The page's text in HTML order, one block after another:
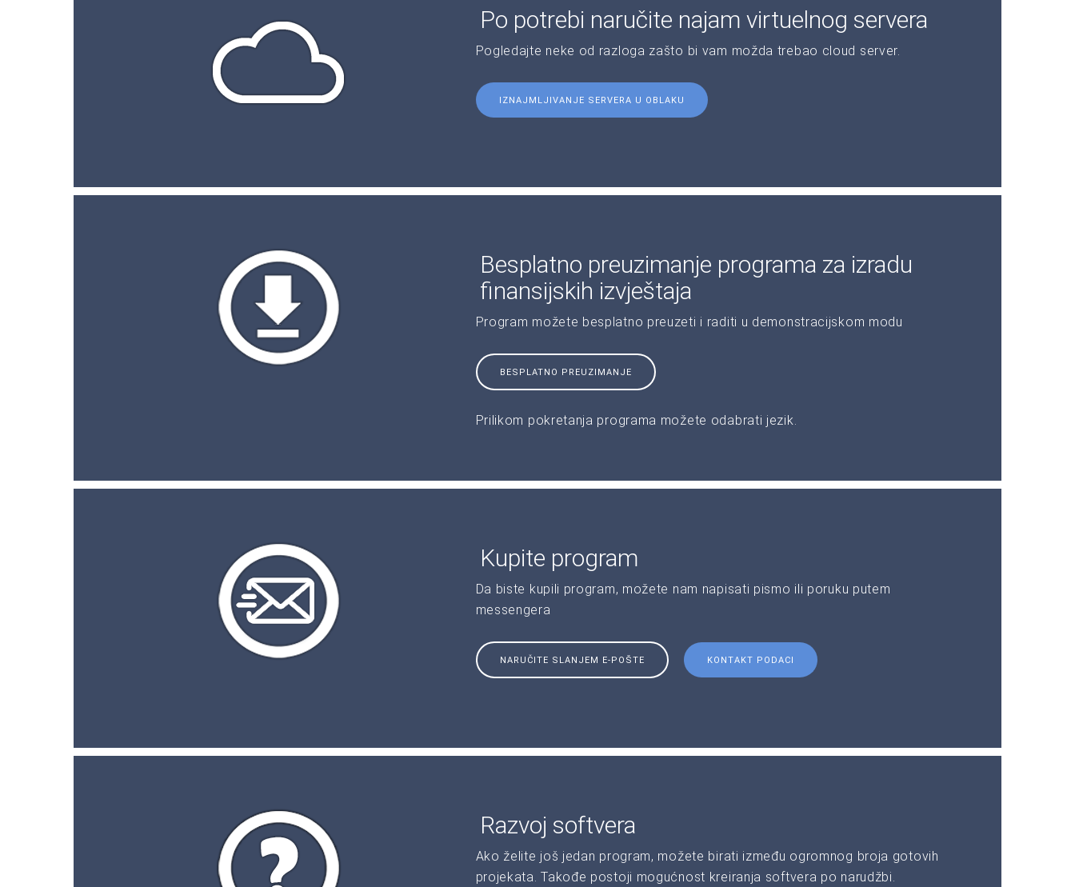
Po potrebi naručite najam virtuelnog servera
Pogledajte neke od razloga zašto bi vam možda trebao cloud server.
IZNAJMLJIVANJE SERVERA U OBLAKU
Besplatno preuzimanje programa za izradu
finansijskih izvještaja
Program možete besplatno preuzeti i raditi u demonstracijskom modu
BESPLATNO PREUZIMANJE
Prilikom pokretanja programa možete odabrati jezik.
Kupite program
Da biste kupili program, možete nam napisati pismo ili poruku putem
messengera
NARUČITE SLANJEM E-POŠTE KONTAKT PODACI
Razvoj softvera
Ako želite još jedan program, možete birati između ogromnog broja gotovih
projekata. Takođe postoji mogućnost kreiranja softvera po narudžbi.